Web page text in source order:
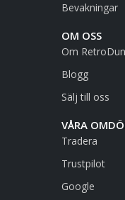
Bevakningar
OM OSS
Om
Blogg
Sälj till oss
VÅRA
Tradera
Trustpilot
Google